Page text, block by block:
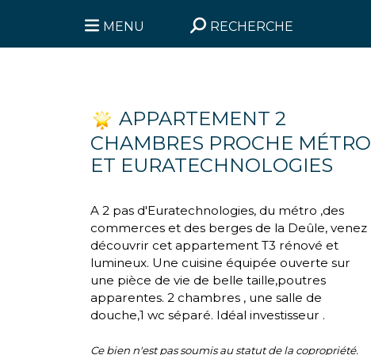
MENU RECHERCHE
APPARTEMENT 2
CHAMBRES PROCHE MÉTRO
ET EURATECHNOLOGIES
A 2 pas d'Euratechnologies, du métro ,des
commerces et des berges de la Deûle, venez
découvrir cet appartement T3 rénové et
lumineux. Une cuisine équipée ouverte sur
une pièce de vie de belle taille,poutres
apparentes. 2 chambres , une salle de
douche,1 wc séparé. Idéal investisseur .
Ce bien n'est pas soumis au statut de la copropriété.